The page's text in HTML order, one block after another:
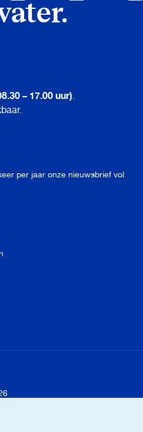
– 17.00 uur).
per jaar onze nieuwsbrief vol